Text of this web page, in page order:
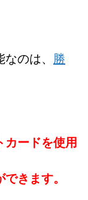
のは、 勝
カードを使用
きます。